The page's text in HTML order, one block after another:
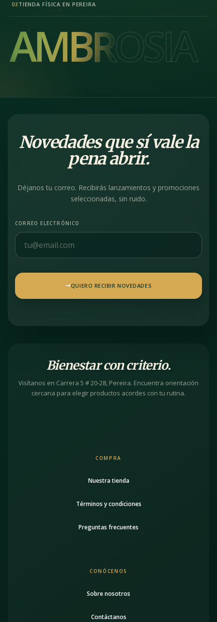
03 TIENDA FÍSICA EN PEREIRA
AMBROSIA
AMBROSIA
Novedades que sí vale la
pena abrir.
Déjanos tu correo. Recibirás lanzamientos y promociones
seleccionadas, sin ruido.
CORREO ELECTRÓNICO
QUIERO RECIBIR NOVEDADES
Bienestar con criterio.
Visítanos en Carrera 5 # 20-28, Pereira. Encuentra orientación
cercana para elegir productos acordes con tu rutina.
COMPRA
Nuestra tienda
Términos y condiciones
Preguntas frecuentes
CONÓCENOS
Sobre nosotros
Contáctanos